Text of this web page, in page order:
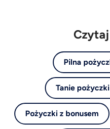
Pilna
Tanie
Pożyczki z bonusem